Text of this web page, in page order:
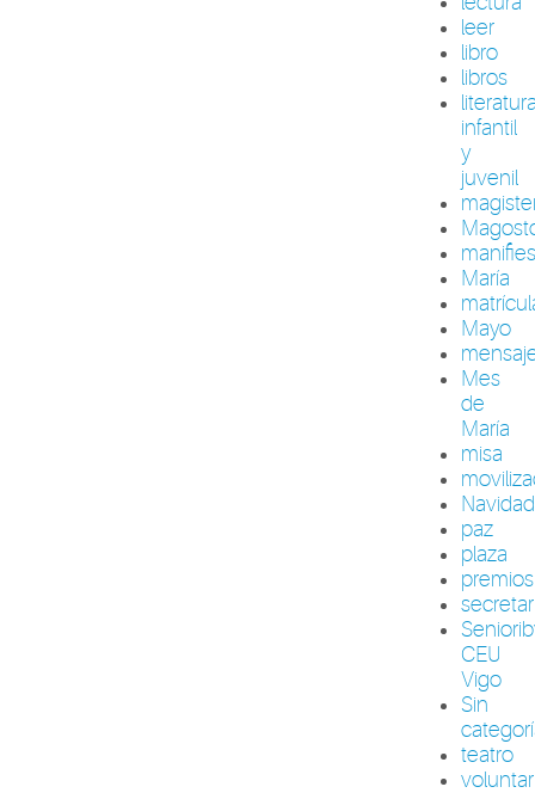
leer
libro
libros
infantil
y
juvenil
María
Mayo
Mes
de
María
misa
Navidad
paz
plaza
premios
CEU
Vigo
Sin
teatro